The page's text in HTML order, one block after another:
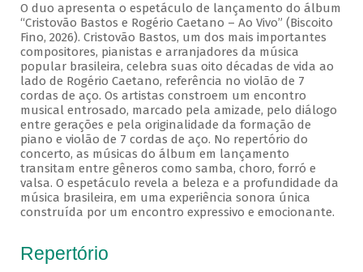
O duo apresenta o espetáculo de lançamento do álbum
“Cristovão Bastos e Rogério Caetano – Ao Vivo” (Biscoito
Fino, 2026). Cristovão Bastos, um dos mais importantes
compositores, pianistas e arranjadores da música
popular brasileira, celebra suas oito décadas de vida ao
lado de Rogério Caetano, referência no violão de 7
cordas de aço. Os artistas constroem um encontro
musical entrosado, marcado pela amizade, pelo diálogo
entre gerações e pela originalidade da formação de
piano e violão de 7 cordas de aço. No repertório do
concerto, as músicas do álbum em lançamento
transitam entre gêneros como samba, choro, forró e
valsa. O espetáculo revela a beleza e a profundidade da
música brasileira, em uma experiência sonora única
construída por um encontro expressivo e emocionante.
Repertório